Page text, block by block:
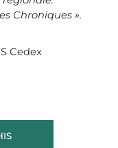
Chroniques ».
Cedex